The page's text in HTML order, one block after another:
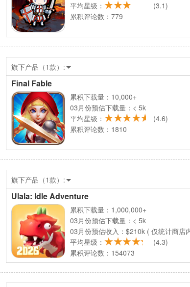
平均星级：
(3.1)
累积评论数：779
旗下产品（1款）:
Final Fable
累积下载量：10,000+
03月份预估下载量：< 5k
平均星级：
(4.6)
累积评论数：1810
旗下产品（1款）:
Ulala: Idle Adventure
累积下载量：1,000,000+
03月份预估下载量：< 5k
03月份预估收入：$210k ( 仅统计商店
平均星级：
(4.3)
累积评论数：154073